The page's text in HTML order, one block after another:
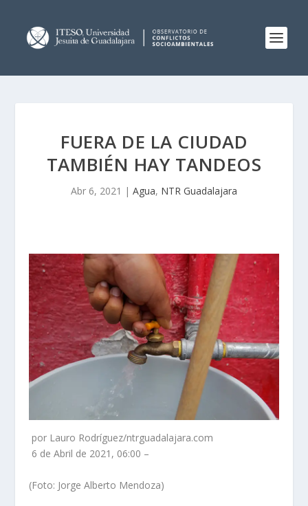
FUERA DE LA CIUDAD
TAMBIÉN HAY TANDEOS
Abr 6, 2021 | Agua, NTR Guadalajara
por Lauro Rodríguez/ntrguadalajara.com
6 de Abril de 2021, 06:00 –
(Foto: Jorge Alberto Mendoza)